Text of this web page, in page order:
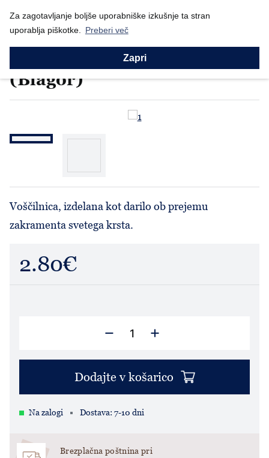
Za zagotavljanje boljše uporabniške izkušnje ta stran
uporablja piškotke.
Preberi več
Zapri
Nazaj
Domov Prodajni program Izdelki Blagor Voščilnica sv. krst...
Voščilnica sv. krst - modra
(Blagor)
Voščilnica, izdelana kot darilo ob prejemu
zakramenta svetega krsta.
2.80€
Dodajte v košarico
Na zalogi Dostava: 7-10 dni
Brezplačna poštnina pri